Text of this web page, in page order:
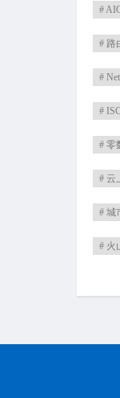
#
# 路
#
#
# 零
# 云
# 城
# 火